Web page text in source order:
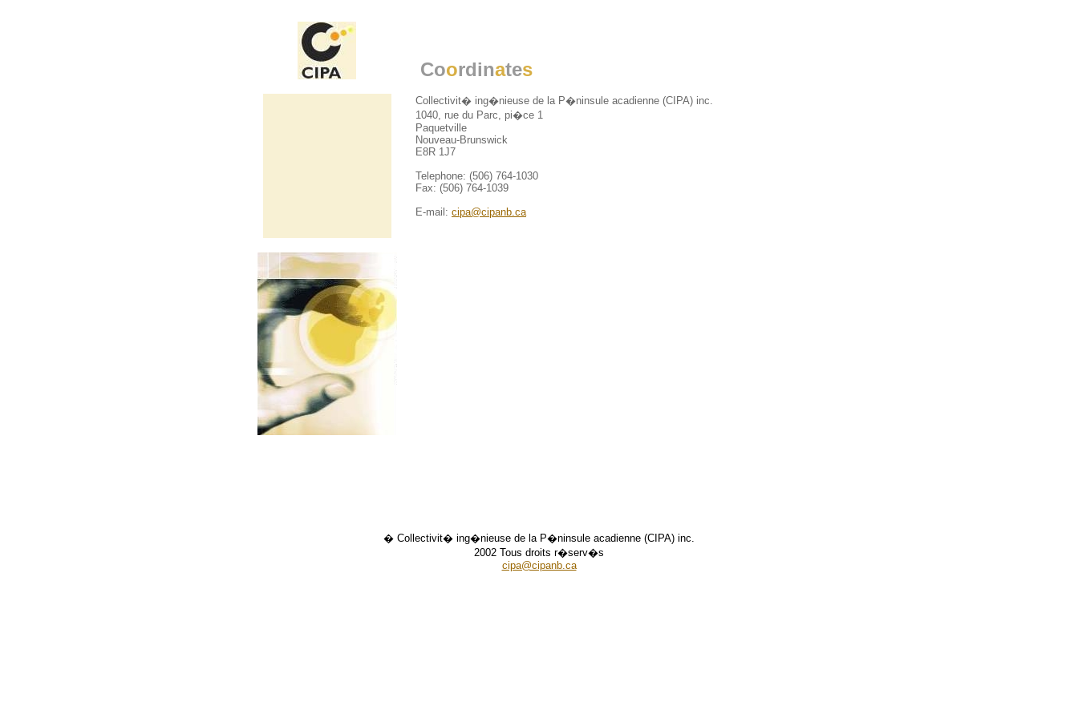
Coordinates
Collectivit� ing�nieuse de la P�ninsule acadienne (CIPA) inc.
1040, rue du Parc, pi�ce 1
Paquetville
Nouveau-Brunswick
E8R 1J7
Telephone: (506) 764-1030
Fax: (506) 764-1039
E-mail: cipa@cipanb.ca
� Collectivit� ing�nieuse de la P�ninsule acadienne (CIPA) inc.
2002 Tous droits r�serv�s
cipa@cipanb.ca